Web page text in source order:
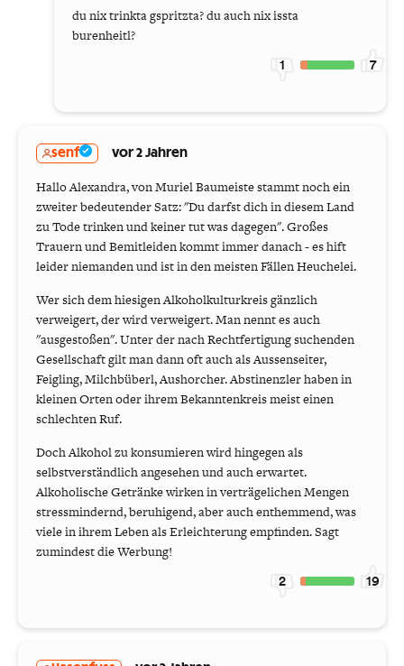
du nix trinkta gspritzta? du auch nix issta
burenheitl?
1 7
senf vor 2 Jahren
Hallo Alexandra, von Muriel Baumeiste stammt noch ein
zweiter bedeutender Satz: "Du darfst dich in diesem Land
zu Tode trinken und keiner tut was dagegen". Großes
Trauern und Bemitleiden kommt immer danach - es hift
leider niemanden und ist in den meisten Fällen Heuchelei.
Wer sich dem hiesigen Alkoholkulturkreis gänzlich
verweigert, der wird verweigert. Man nennt es auch
"ausgestoßen". Unter der nach Rechtfertigung suchenden
Gesellschaft gilt man dann oft auch als Aussenseiter,
Feigling, Milchbüberl, Aushorcher. Abstinenzler haben in
kleinen Orten oder ihrem Bekanntenkreis meist einen
schlechten Ruf.
Doch Alkohol zu konsumieren wird hingegen als
selbstverständlich angesehen und auch erwartet.
Alkoholische Getränke wirken in verträgelichen Mengen
stressmindernd, beruhigend, aber auch enthemmend, was
viele in ihrem Leben als Erleichterung empfinden. Sagt
zumindest die Werbung!
2 19